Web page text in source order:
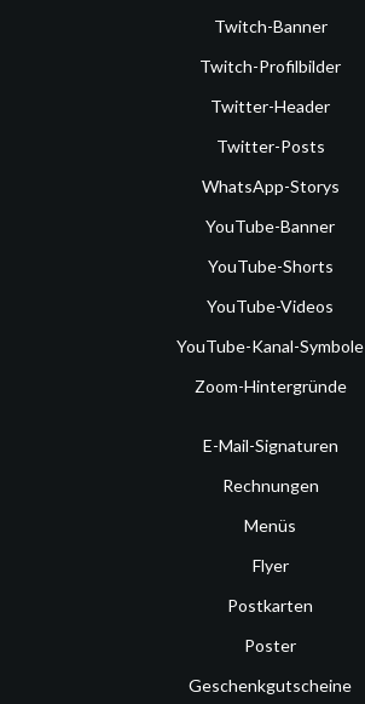
Twitch-Banner
Twitch-Profilbilder
Twitter-Header
Twitter-Posts
WhatsApp-Storys
YouTube-Banner
YouTube-Shorts
YouTube-Videos
YouTube-Kanal-Symbole
Zoom-Hintergründe
E-Mail-Signaturen
Rechnungen
Menüs
Flyer
Postkarten
Poster
Geschenkgutscheine